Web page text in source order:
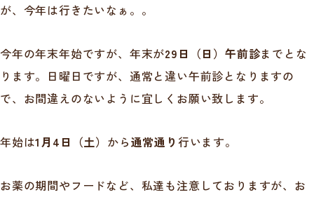
が、今年は行きたいなぁ。。
今年の年末年始ですが、年末が29日（日）午前診までとな
ります。日曜日ですが、通常と違い午前診となりますの
で、お間違えのないように宜しくお願い致します。
年始は1月4日（土） から通常通り 行います。
お薬の期間やフードなど、私達も注意しておりますが、お